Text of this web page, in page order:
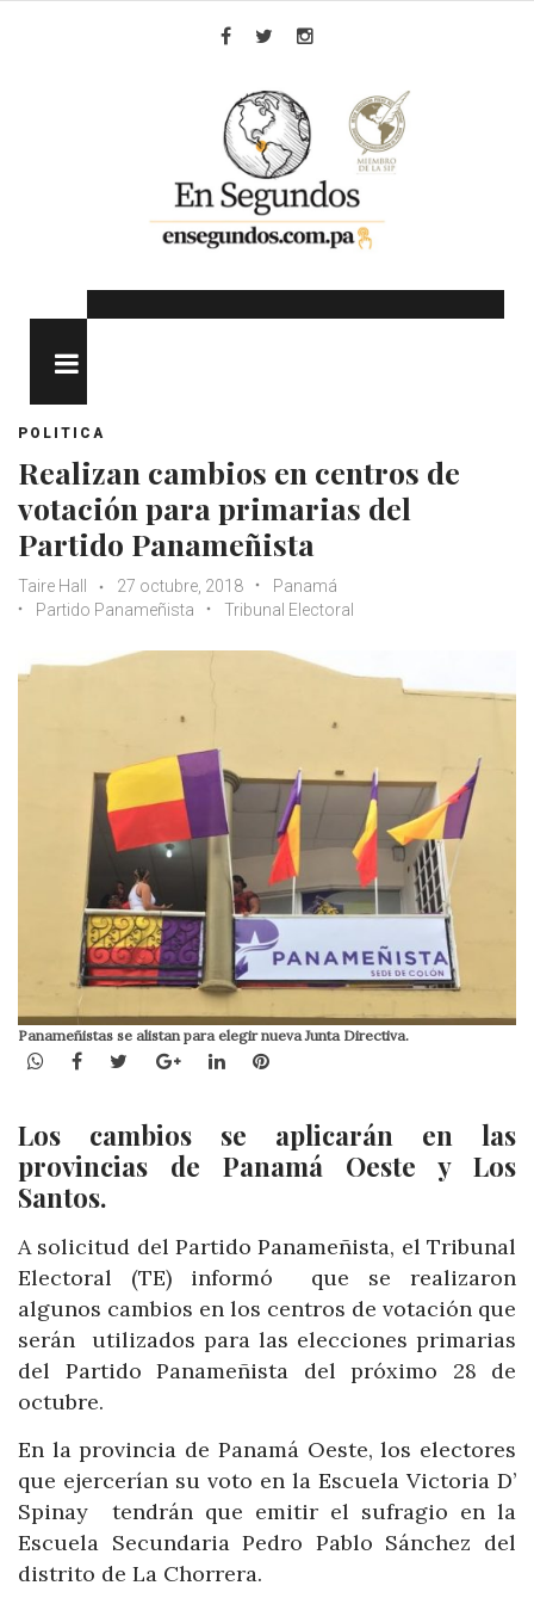
POLITICA
Realizan cambios en centros de
votación para primarias del
Partido Panameñista
Taire Hall 27 octubre, 2018
Panamá
Partido Panameñista
Tribunal Electoral
Panameñistas se alistan para elegir nueva Junta Directiva.
WhatsApp
Facebook
TwitterGoogle+LinkedInPinterest
Los cambios se aplicarán en las
provincias de Panamá Oeste y Los
Santos.
A solicitud del Partido Panameñista, el Tribunal
Electoral (TE) informó que se realizaron
algunos cambios en los centros de votación que
serán utilizados para las elecciones primarias
del Partido Panameñista del próximo 28 de
octubre.
En la provincia de Panamá Oeste, los electores
que ejercerían su voto en la Escuela Victoria D’
Spinay tendrán que emitir el sufragio en la
Escuela Secundaria Pedro Pablo Sánchez del
distrito de La Chorrera.